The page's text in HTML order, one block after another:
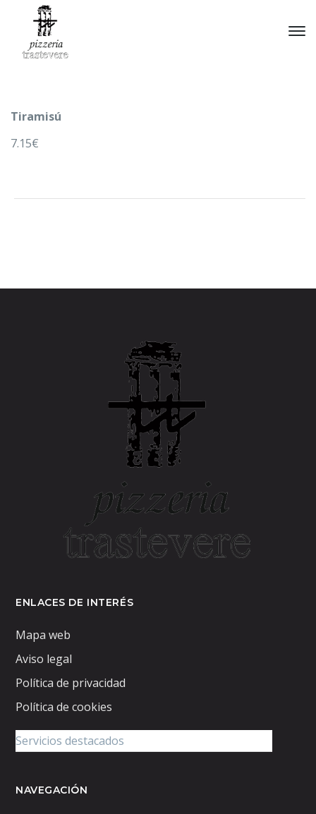
Tiramisú
7.15€
ENLACES DE INTERÉS
Mapa web
Aviso legal
Política de privacidad
Política de cookies
NAVEGACIÓN